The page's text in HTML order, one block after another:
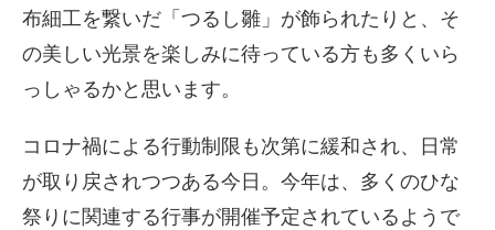
布細工を繋いだ「つるし雛」が飾られたりと、そ
の美しい光景を楽しみに待っている方も多くいら
っしゃるかと思います。
コロナ禍による行動制限も次第に緩和され、日常
が取り戻されつつある今日。今年は、多くのひな
祭りに関連する行事が開催予定されているようで